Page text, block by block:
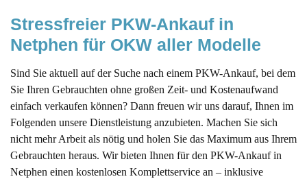
Stressfreier PKW-Ankauf in
Netphen für OKW aller Modelle
Sind Sie aktuell auf der Suche nach einem PKW-Ankauf, bei dem
Sie Ihren Gebrauchten ohne großen Zeit- und Kostenaufwand
einfach verkaufen können? Dann freuen wir uns darauf, Ihnen im
Folgenden unsere Dienstleistung anzubieten. Machen Sie sich
nicht mehr Arbeit als nötig und holen Sie das Maximum aus Ihrem
Gebrauchten heraus. Wir bieten Ihnen für den PKW-Ankauf in
Netphen einen kostenlosen Komplettservice an – inklusive